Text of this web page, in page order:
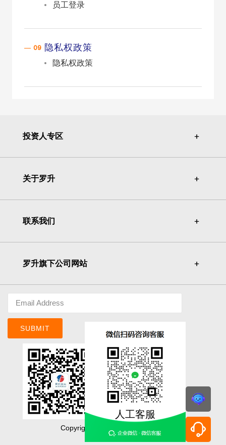
员工登录
隐私权政策
隐私权政策
投资人专区 ＋
＋
关于罗升 ＋
＋
联系我们 ＋
＋
罗升旗下公司网站 ＋
＋
SUBMIT
Copyright©ACE PILLAR Co., Ltd.
明基佳世達集團
人工客服